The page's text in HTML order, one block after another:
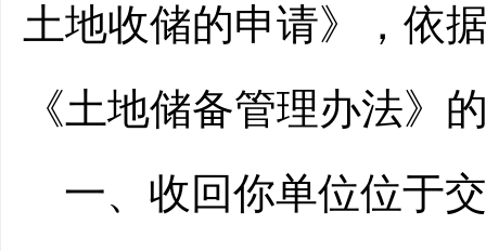
土地收储的申请》
，依
《土地储备管理办法》
一、 收回你单位位于